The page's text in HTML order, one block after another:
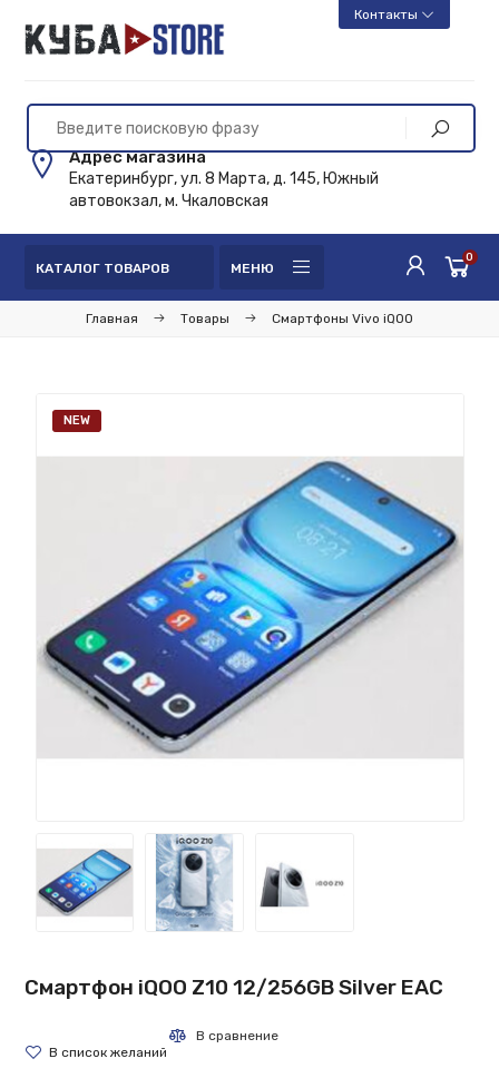
Контакты
Адрес магазина
Екатеринбург, ул. 8 Марта, д. 145, Южный
автовокзал, м. Чкаловская
КАТАЛОГ ТОВАРОВ МЕНЮ
0
Главная Товары Смартфоны Vivo iQOO
NEW
Смартфон iQOO Z10 12/256GB Silver EAC